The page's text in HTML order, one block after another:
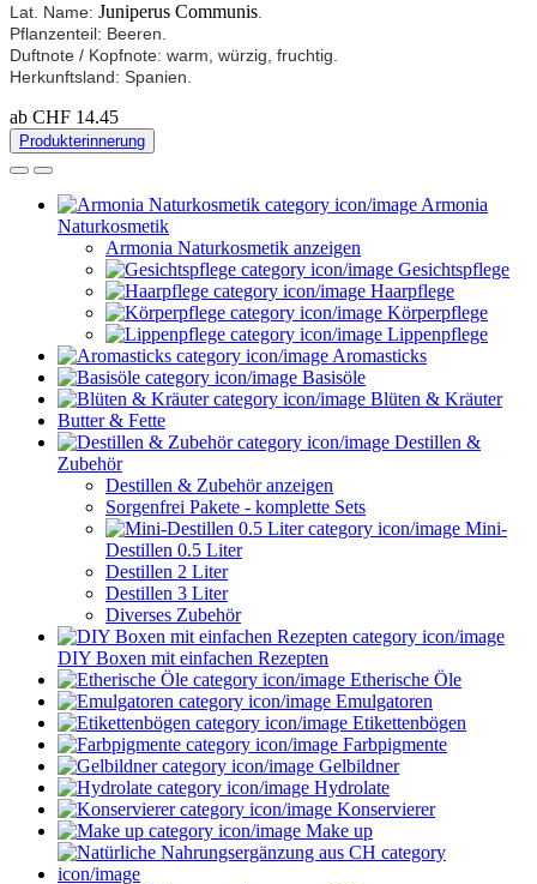
Lat. Name: Juniperus Communis
Pflanzenteil: Beeren.
Duftnote / Kopfnote: warm, würzig, fruchtig.
Herkunftsland: Spanien.
ab CHF 14.45
Produkterinnerung
Armonia
Naturkosmetik
Armonia Naturkosmetik anzeigen
Gesichtspflege
Haarpflege
Körperpflege
Lippenpflege
Aromasticks
Basisöle
Blüten & Kräuter
Butter & Fette
Destillen &
Zubehör
Destillen & Zubehör anzeigen
Sorgenfrei Pakete - komplette Sets
Mini-
Destillen 0.5 Liter
Destillen 2 Liter
Destillen 3 Liter
Diverses Zubehör
DIY Boxen mit einfachen Rezepten
Etherische Öle
Emulgatoren
Etikettenbögen
Farbpigmente
Gelbildner
Hydrolate
Konservierer
Make up